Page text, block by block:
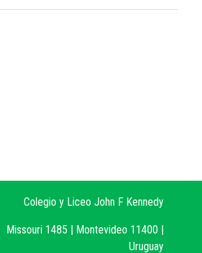
Colegio y Liceo John F Kennedy
Missouri 1485 | Montevideo 11400 |
Uruguay